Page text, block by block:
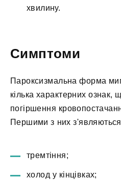
хвилину.
Симптоми
Пароксизмальна форма
кілька характерних ознак,
погіршення
Першими з них з'являються
тремтіння;
холод у кінцівках;